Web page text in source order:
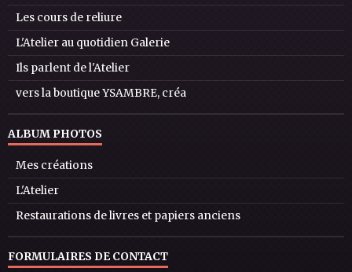
Les cours de reliure
L'Atelier au quotidien Galerie
Ils parlent de l'Atelier
vers la boutique YSAMBRE, créa
ALBUM PHOTOS
Mes créations
L'Atelier
Restaurations de livres et papiers anciens
FORMULAIRES DE CONTACT